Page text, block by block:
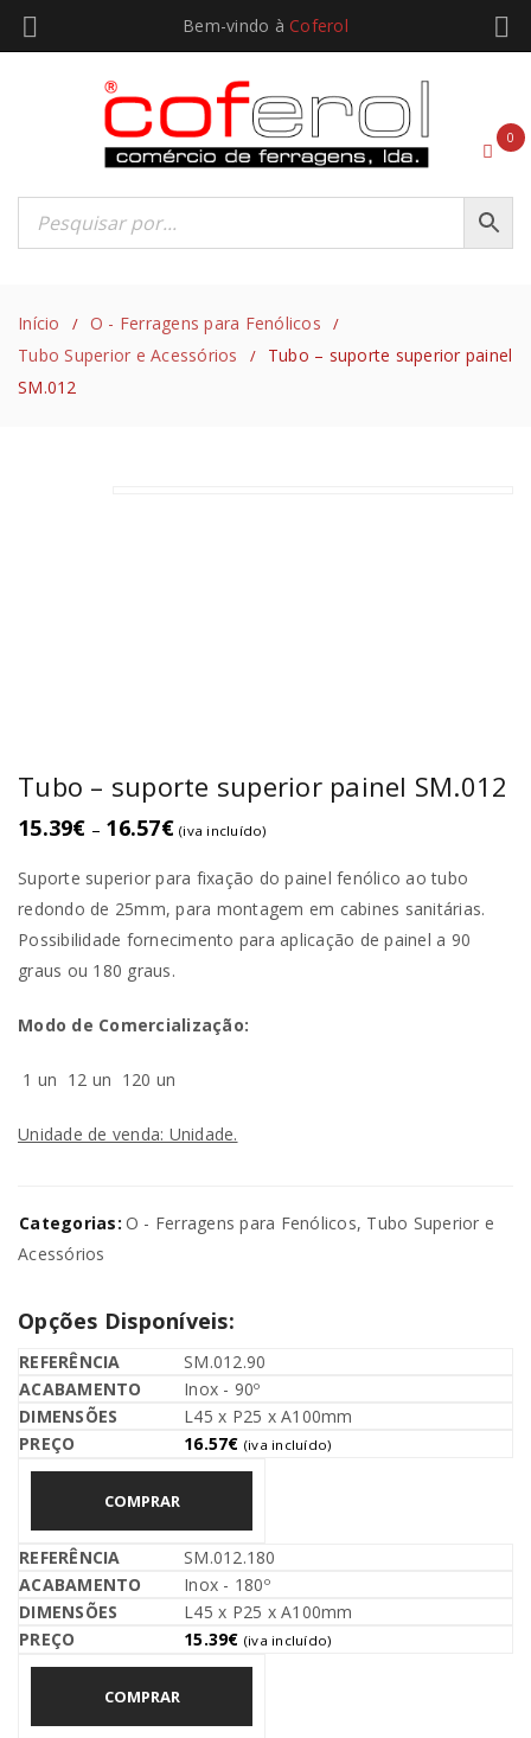
Bem-vindo à Coferol
0
Início / O - Ferragens para Fenólicos /
Tubo Superior e Acessórios /
Tubo – suporte superior painel
SM.012
Tubo – suporte superior painel SM.012
15.39€ – 16.57€ (iva incluído)
Suporte superior para fixação do painel fenólico ao tubo
redondo de 25mm, para montagem em cabines sanitárias.
Possibilidade fornecimento para aplicação de painel a 90
graus ou 180 graus.
Modo de Comercialização:
1 un 12 un 120 un
Unidade de venda: Unidade.
Categorias: O - Ferragens para Fenólicos, Tubo Superior e
Acessórios
Opções Disponíveis:
SM.012.90
Inox - 90º
L45 x P25 x A100mm
16.57€ (iva incluído)
COMPRAR
SM.012.180
Inox - 180º
L45 x P25 x A100mm
15.39€ (iva incluído)
COMPRAR